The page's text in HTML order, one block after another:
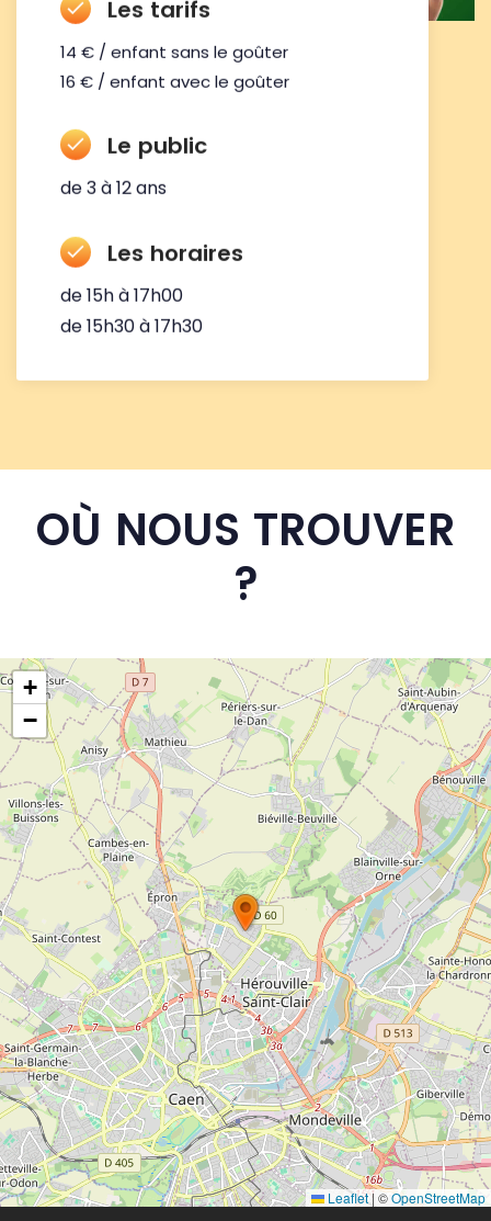
Les tarifs
14 € / enfant sans le goûter
16 € / enfant avec le goûter
Le public
de 3 à 12 ans
Les horaires
de 15h à 17h00
de 15h30 à 17h30
OÙ NOUS TROUVER
?
+
−
Leaflet| ©OpenStreetMap